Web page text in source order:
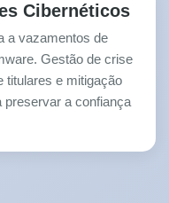
Cibernéticos
a vazamentos de
Gestão de crise
titulares e mitigação
preservar a confiança